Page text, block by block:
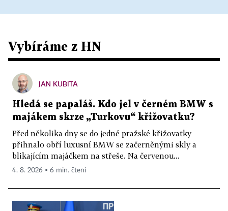
Vybíráme z HN
JAN KUBITA
Hledá se papaláš. Kdo jel v černém BMW s
majákem skrze „Turkovu“ křižovatku?
Před několika dny se do jedné pražské křižovatky
přihnalo obří luxusní BMW se začerněnými skly a
blikajícím majáčkem na střeše. Na červenou...
4. 8. 2026 ▪ 6 min. čtení